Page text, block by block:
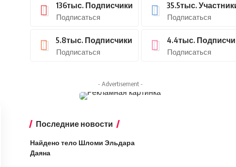
136тыс. Подписчики
Подписаться
35.5тыс.
Подписаться
5.8тыс. Подписчики
Подписаться
4.4тыс.
Подписаться
- Advertisement -
Последние новости
Найдено тело Шломи Эльдара
Даяна